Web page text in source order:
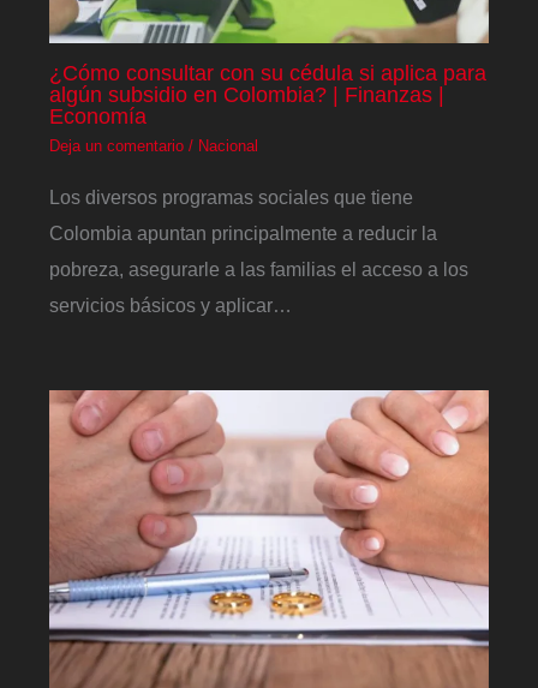
¿Cómo consultar con su cédula si aplica para
algún subsidio en Colombia? | Finanzas |
Economía
Deja un comentario / Nacional
Los diversos programas sociales que tiene
Colombia apuntan principalmente a reducir la
pobreza, asegurarle a las familias el acceso a los
servicios básicos y aplicar…